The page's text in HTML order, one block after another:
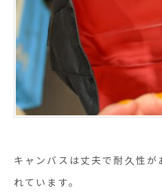
キャンバスは丈夫で耐久性
れています。